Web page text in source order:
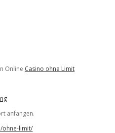
Online Casino ohne Limit
anfangen.
ohne-limit/